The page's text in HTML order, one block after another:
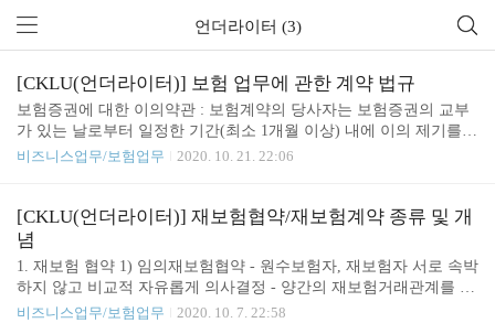
언더라이터 (3)
[CKLU(언더라이터)] 보험 업무에 관한 계약 법규
보험증권에 대한 이의약관 : 보험계약의 당사자는 보험증권의 교부
가 있는 날로부터 일정한 기간(최소 1개월 이상) 내에 이의 제기를
할 수 있음 약관교부/설명의무 위반 : 보험계약자는 계약성립일로부
속되지 않음 보험증권 교부 : 보험계약자로 부터 보험료 전부 또는
일부의 지급을 받고, 다른 별도의 약정이 없는 경우 30일 내에 낙부
의 통지를 줘야함. 만약, 신체검사를 받아야 하는 경우에는 신체검사
를 받은 날로부터 기산. 만약 이를 보험사가 해태한 경우 승낙한 것
으로 간주 함. 고지의무를 다하는 시기 : 기본적으로 고지의 시기는
보험계약 당시, 계약성립시까지이다. 즉, 보험자가..
비즈니스업무/보험업무 2020. 10. 21. 22:06
[CKLU(언더라이터)] 재보험협약/재보험계약 종류 및 개
념
1. 재보험 협약 1) 임의재보험협약 - 원수보험자, 재보험자 서로 속박
하지 않고 비교적 자유롭게 의사결정 - 양간의 재보험거래관계를 유
지할것을 협약하지만, 구체적인 재보험계약방법을 정하지는 않음 -
비즈니스업무/보험업무 2020. 10. 7. 22:58